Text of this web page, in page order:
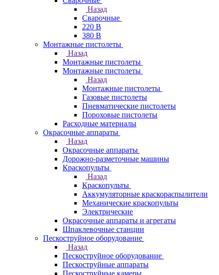
Назад
Сварочные
220 В
380 В
Монтажные пистолеты
Назад
Монтажные пистолеты
Монтажные пистолеты
Назад
Монтажные пистолеты
Газовые пистолеты
Пневматические пистолеты
Пороховые пистолеты
Расходные материалы
Окрасочные аппараты
Назад
Окрасочные аппараты
Дорожно-разметочные машины
Краскопульты
Назад
Краскопульты
Аккумуляторные краскораспылители
Механические краскопульты
Электрические
Окрасочные аппараты и агрегаты
Шпаклевочные станции
Пескоструйное оборудование
Назад
Пескоструйное оборудование
Пескоструйные аппараты
Пескоструйные камеры